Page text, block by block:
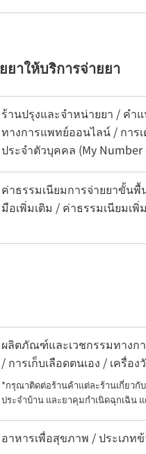
ยาให้บริการจ่ายยา
ร้านปรุงและจำหน่ายยา / คำ
ทางการแพทย์ออนไลน์ / การ
ประจำตัวบุคคล (My Number
ค่าธรรมเนียมการจ่ายยาขั้น
มือเพิ่มเติม / ค่าธรรมเนียมเ
ผลิตภัณฑ์และเวชกรรมทางก
/ การเก็บเลือดตนเอง / เครื่
*กรุณาติดต่อร้านค้าแต่ละร้านเกี่ยว
ประจำบ้าน และยาคุมกำเนิดฉุกเฉิน
อาหารเพื่อสุขภาพ / ประเภท